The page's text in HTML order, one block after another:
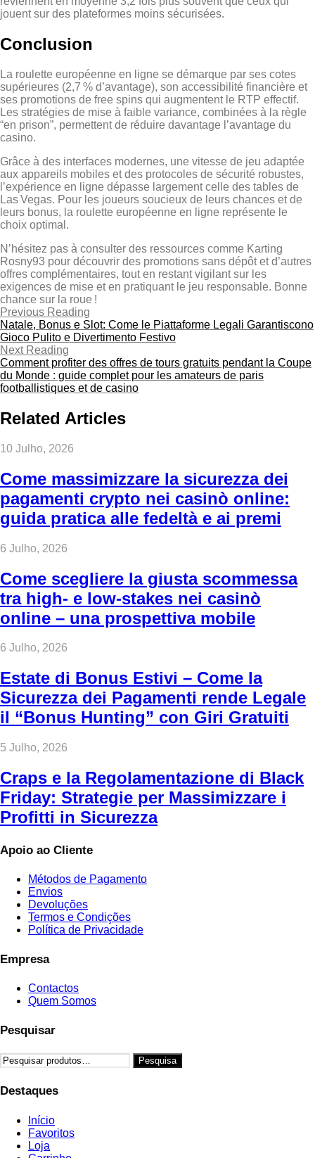
jouent sur des plateformes moins sécurisées.
Conclusion
La roulette européenne en ligne se démarque par ses cotes
supérieures (2,7 % d’avantage), son accessibilité financière et
ses promotions de free spins qui augmentent le RTP effectif.
Les stratégies de mise à faible variance, combinées à la règle
“en prison”, permettent de réduire davantage l’avantage du
casino.
Grâce à des interfaces modernes, une vitesse de jeu adaptée
aux appareils mobiles et des protocoles de sécurité robustes,
l’expérience en ligne dépasse largement celle des tables de
Las Vegas. Pour les joueurs soucieux de leurs chances et de
leurs bonus, la roulette européenne en ligne représente le
choix optimal.
N’hésitez pas à consulter des ressources comme Karting
Rosny93 pour découvrir des promotions sans dépôt et d’autres
offres complémentaires, tout en restant vigilant sur les
exigences de mise et en pratiquant le jeu responsable. Bonne
chance sur la roue !
Previous Reading
Natale, Bonus e Slot: Come le Piattaforme Legali Garantiscono
Gioco Pulito e Divertimento Festivo
Next Reading
Comment profiter des offres de tours gratuits pendant la Coupe
du Monde : guide complet pour les amateurs de paris
footballistiques et de casino
Related Articles
10 Julho, 2026
Come massimizzare la sicurezza dei
pagamenti crypto nei casinò online:
guida pratica alle fedeltà e ai premi
6 Julho, 2026
Come scegliere la giusta scommessa
tra high‑ e low‑stakes nei casinò
online – una prospettiva mobile
6 Julho, 2026
Estate di Bonus Estivi – Come la
Sicurezza dei Pagamenti rende Legale
il “Bonus Hunting” con Giri Gratuiti
5 Julho, 2026
Craps e la Regolamentazione di Black
Friday: Strategie per Massimizzare i
Profitti in Sicurezza
Apoio ao Cliente
Métodos de Pagamento
Envios
Devoluções
Termos e Condições
Política de Privacidade
Empresa
Contactos
Quem Somos
Pesquisar
Pesquisar
por:
Pesquisa
Destaques
Início
Favoritos
Loja